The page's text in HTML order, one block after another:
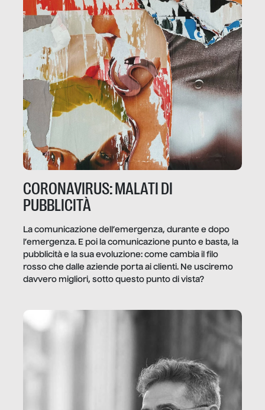
CORONAVIRUS: MALATI DI
PUBBLICITÀ
La comunicazione dell’emergenza, durante e dopo
l’emergenza. E poi la comunicazione punto e basta, la
pubblicità e la sua evoluzione: come cambia il filo
rosso che dalle aziende porta ai clienti. Ne usciremo
davvero migliori, sotto questo punto di vista?